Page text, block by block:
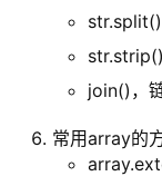
join()，
常用array的方